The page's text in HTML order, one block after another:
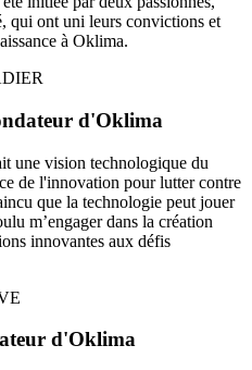
qui ont uni leurs convictions et
à Oklima.
d'Oklima
une vision technologique du
de l'innovation pour lutter contre
que la technologie peut jouer
m’engager dans la création
innovantes aux défis
d'Oklima